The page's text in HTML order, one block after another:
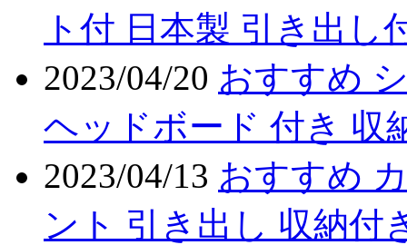
ト付 日本製 引き出し
2023/04/20 おすすめ
ヘッドボード 付き 収
2023/04/13 おすすめ
ント 引き出し 収納付